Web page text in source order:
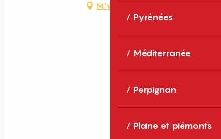
Pyrénées
Méditerranée
Perpignan
Plaine et piémonts
M'y rendre